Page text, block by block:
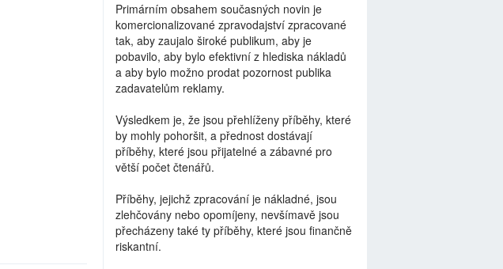
Primárním obsahem současných novin je
komercionalizované zpravodajství zpracované
tak, aby zaujalo široké publikum, aby je
pobavilo, aby bylo efektivní z hlediska nákladů
a aby bylo možno prodat pozornost publika
zadavatelům reklamy.
Výsledkem je, že jsou přehlíženy příběhy, které
by mohly pohoršit, a přednost dostávají
příběhy, které jsou přijatelné a zábavné pro
větší počet čtenářů.
Příběhy, jejichž zpracování je nákladné, jsou
zlehčovány nebo opomíjeny, nevšímavě jsou
přecházeny také ty příběhy, které jsou finančně
riskantní.